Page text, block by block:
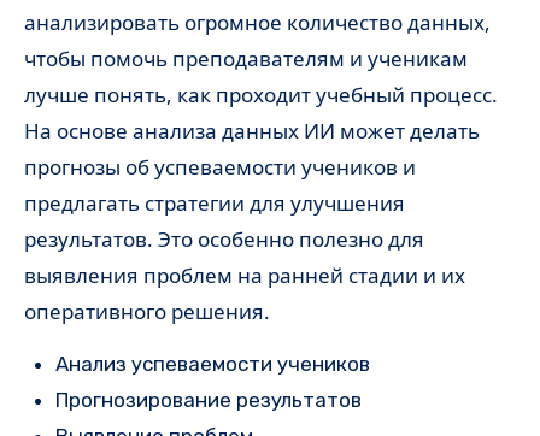
анализировать огромное количество данных,
чтобы помочь преподавателям и ученикам
лучше понять, как проходит учебный процесс.
На основе анализа данных ИИ может делать
прогнозы об успеваемости учеников и
предлагать стратегии для улучшения
результатов. Это особенно полезно для
выявления проблем на ранней стадии и их
оперативного решения.
Анализ успеваемости учеников
Прогнозирование результатов